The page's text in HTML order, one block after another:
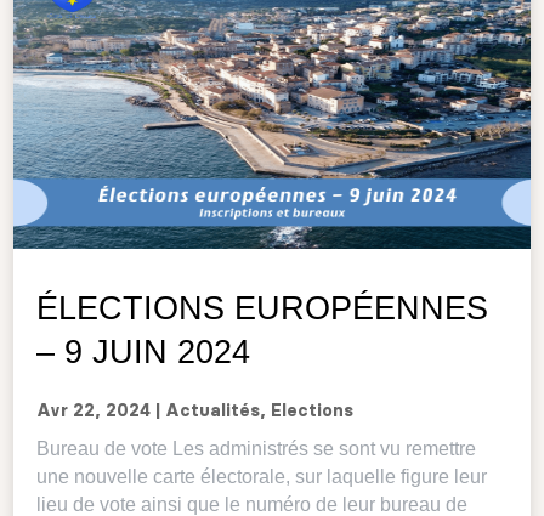
ÉLECTIONS EUROPÉENNES
– 9 JUIN 2024
Avr 22, 2024 Actualités, Elections
Bureau de vote Les administrés se sont vu remettre
une nouvelle carte électorale, sur laquelle figure leur
lieu de vote ainsi que le numéro de leur bureau de